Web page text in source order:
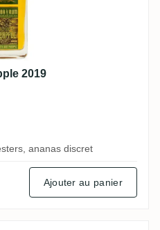
2019
ananas discret
Ajouter au panier